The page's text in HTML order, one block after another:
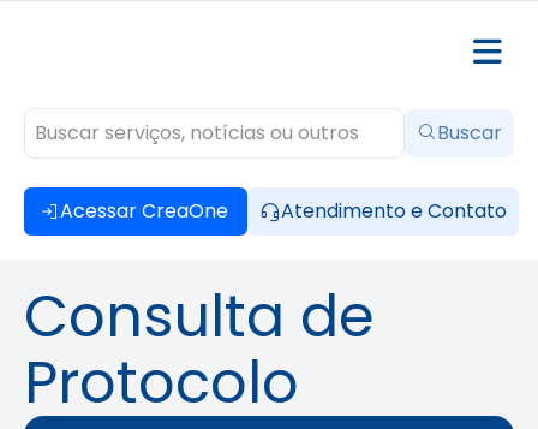
Acessar CreaOne Atendimento e Contato
Buscar
Consulta de
Protocolo